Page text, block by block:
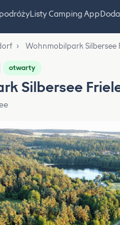
Listy Camping App
› Wohnmobilpark Silbersee
otwarty
Silbersee